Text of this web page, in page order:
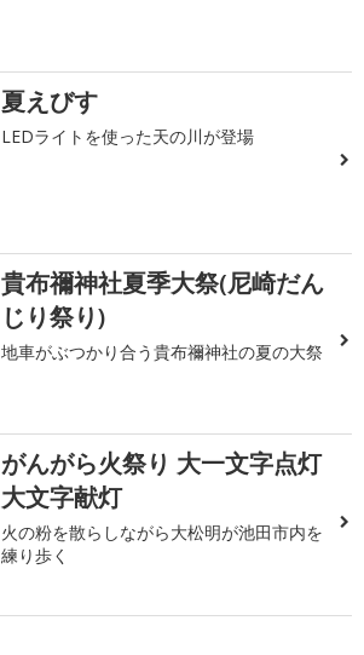
夏えびす
LEDライトを使った天の川が登場
貴布禰神社夏季大祭(尼崎だん
じり祭り)
地車がぶつかり合う貴布禰神社の夏の大祭
がんがら火祭り 大一文字点灯
大文字献灯
火の粉を散らしながら大松明が池田市内を
練り歩く